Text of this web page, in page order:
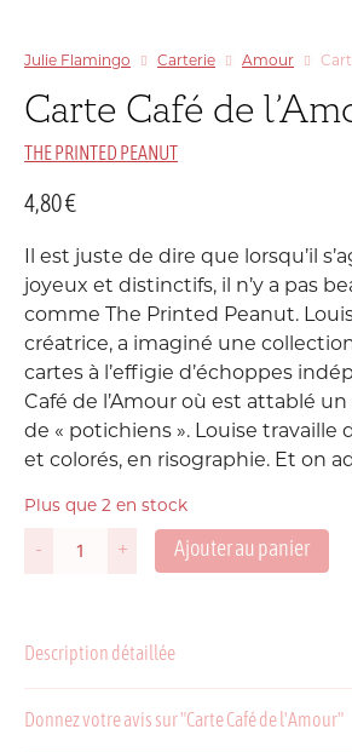
Julie Flamingo Carterie Amour
Carte Café de
THE PRINTED PEANUT
4,80€
Il est juste de dire que lorsqu’il
joyeux et distinctifs, il n’y a pas
comme The Printed Peanut.
créatrice, a imaginé une
cartes à l’effigie d’échoppes
Café de l’Amour où est attablé
de « potichiens ». Louise travaille
et colorés, en risographie. Et on
Plus que 2 en stock
-
quantité
de
+ Ajouter au panier
Description détaillée
Donnez votre avis sur "Carte Café de l'Amour"